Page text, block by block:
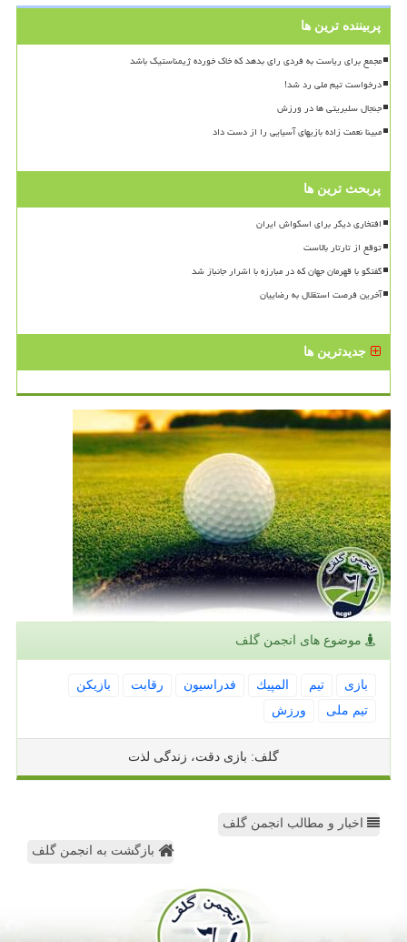
پربیننده ترین ها
مجمع برای ریاست به فردی رای بدهد که خاک خورده ژیمناستیک باشد
درخواست تیم ملی رد شد!
جنجال سلبریتی ها در ورزش
مبینا نعمت زاده بازیهای آسیایی را از دست داد
پربحث ترین ها
افتخاری دیگر برای اسکواش ایران
توقع از تارتار بالاست
گفتگو با قهرمان جهان که در مبارزه با اشرار جانباز شد
آخرین فرصت استقلال به رضاییان
جدیدترین ها
موضوع های انجمن گلف
بازی تیم المپیك فدراسیون رقابت
بازیكن
تیم ملی
ورزش
گلف: بازی دقت، زندگی لذت
اخبار و مطالب انجمن گلف
بازگشت به انجمن گلف